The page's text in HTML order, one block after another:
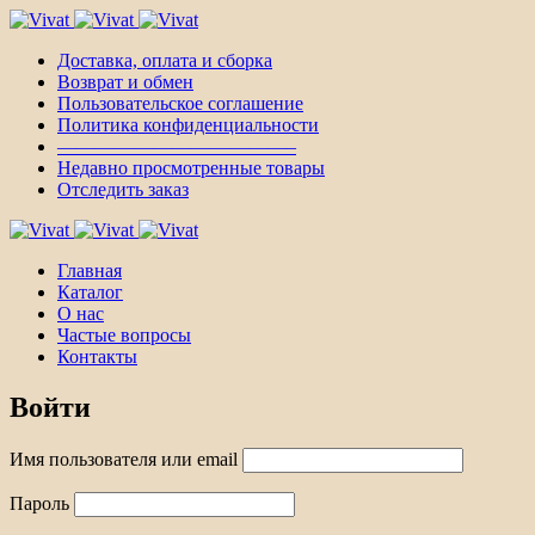
Доставка, оплата и сборка
Возврат и обмен
Пользовательское соглашение
Политика конфиденциальности
————————————–
Недавно просмотренные товары
Отследить заказ
Главная
Каталог
О нас
Частые вопросы
Контакты
Войти
Имя пользователя или email
Пароль